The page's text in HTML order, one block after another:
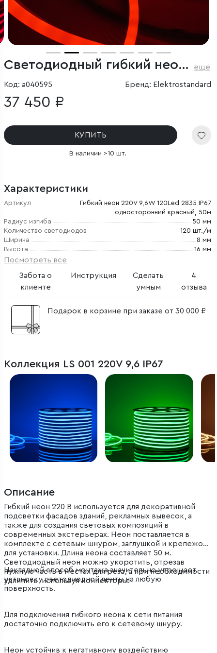
Светодиодный гибкий неон 220 В 9.6 Вт/м 120 Led/м 2835 IP67, односторонний красный, 50 м еще
Код: a040595 Бренд: Elektrostandard
37 450 ₽
КУПИТЬ
В наличии >10 шт.
Характеристики
Артикул
Гибкий неон 220V 9,6W 120Led 2835 IP67
односторонний красный, 50м
Радиус изгиба
50 мм
Количество светодиодов
120 шт./м
Ширина
8 мм
Высота
16 мм
Посмотреть все
Забота о
клиенте
Инструкция
Сделать
умным
4
отзыва
Подарок в корзине при заказе от 30 000 ₽
Коллекция LS 001 220V 9,6 IP67
Описание
Гибкий неон 220 В используется для декоративной
подсветки фасадов зданий, рекламных вывесок, а
также для создания световых композиций в
современных экстерьерах. Неон поставляется в
комплекте с сетевым шнуром, заглушкой и крепежом
для установки. Длина неона составляет 50 м.
Светодиодный неон можно укоротить, отрезав
нужную часть в местах для реза, а при необходимости
удлинить, используя коннекторы.
Накладной способ монтажа значительно упрощает
установку светодиодной ленты на любую
поверхность.
Для подключения гибкого неона к сети питания
достаточно подключить его к сетевому шнуру.
Неон устойчив к негативному воздействию